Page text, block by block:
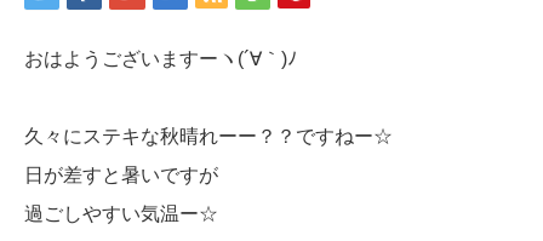
おはようございますーヽ(´∀｀)ﾉ
久々にステキな秋晴れーー？？ですねー☆
日が差すと暑いですが
過ごしやすい気温ー☆